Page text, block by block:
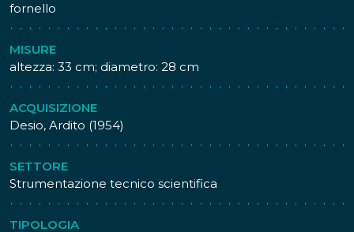
fornello
MISURE
altezza: 33 cm; diametro: 28 cm
ACQUISIZIONE
Desio, Ardito (1954)
SETTORE
Strumentazione tecnico scientifica
TIPOLOGIA